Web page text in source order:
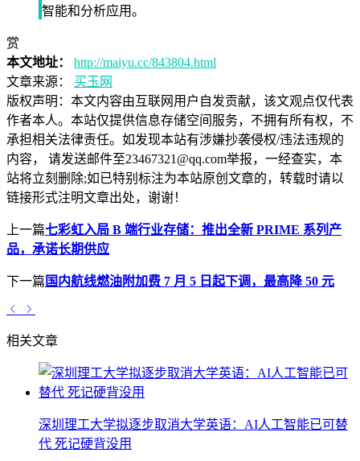
智能和分析应用。
赏
本文地址：
http://maiyu.cc/843804.html
文章来源：
买玉网
版权声明： 本文内容由互联网用户自发贡献，该文观点仅代表
作者本人。本站仅提供信息存储空间服务，不拥有所有权，不
承担相关法律责任。如发现本站有涉嫌抄袭侵权/违法违规的
内容， 请发送邮件至23467321@qq.com举报，一经查实，本
站将立刻删除;如已特别标注为本站原创文章的，转载时请以
链接形式注明文章出处，谢谢！
上一篇七彩虹入局 B 端行业存储：推出全新 PRIME 系列产
品，承诺长期供应
下一篇 国内航线燃油附加费 7 月 5 日起下调，最高降 50 元
相关文章
深圳理工大学拟逐步取消大学英语：AI人工智能已可替
代 死记硬背没用